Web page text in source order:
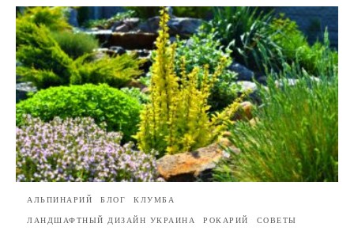
АЛЬПИНАРИЙ БЛОГ КЛУМБА
ЛАНДШАФТНЫЙ ДИЗАЙН УКРАИНА РОКАРИЙ СОВЕТЫ